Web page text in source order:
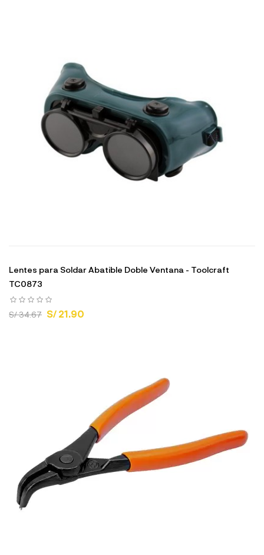
Lentes para Soldar Abatible Doble Ventana - Toolcraft
TC0873
S/ 34.67 S/ 21.90